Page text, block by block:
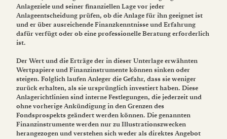
Anlageziele und seiner finanziellen Lage vor jeder
Anlageentscheidung prüfen, ob die Anlage für ihn geeignet ist
und er über ausreichende Finanzkenntnisse und Erfahrung
dafür verfügt oder ob eine professionelle Beratung erforderlich
ist.
Der Wert und die Erträge der in dieser Unterlage erwähnten
Wertpapiere und Finanzinstrumente können sinken oder
steigen. Folglich laufen Anleger die Gefahr, dass sie weniger
zurück erhalten, als sie ursprünglich investiert haben. Diese
Anlagerichtlinien sind interne Festlegungen, die jederzeit und
ohne vorherige Ankündigung in den Grenzen des
Fondsprospekts geändert werden können. Die genannten
Finanzinstrumente werden nur zu Illustrationszwecken
herangezogen und verstehen sich weder als direktes Angebot